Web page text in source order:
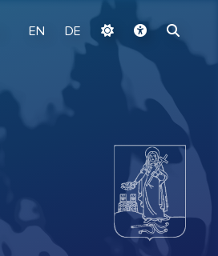
EN DE